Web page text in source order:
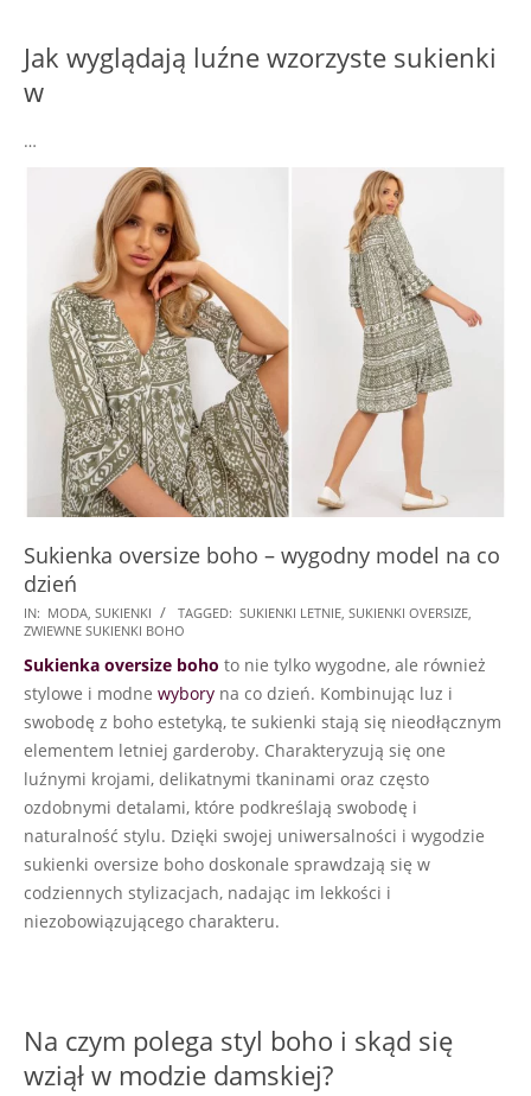
Jak wyglądają luźne wzorzyste sukienki
w
…
Sukienka oversize boho – wygodny model na co
dzień
2024-
03-
04
IN: MODA, SUKIENKI TAGGED: SUKIENKI LETNIE, SUKIENKI OVERSIZE,
ZWIEWNE SUKIENKI BOHO
Sukienka oversize boho to nie tylko wygodne, ale również
stylowe i modne wybory na co dzień. Kombinując luz i
swobodę z boho estetyką, te sukienki stają się nieodłącznym
elementem letniej garderoby. Charakteryzują się one
luźnymi krojami, delikatnymi tkaninami oraz często
ozdobnymi detalami, które podkreślają swobodę i
naturalność stylu. Dzięki swojej uniwersalności i wygodzie
sukienki oversize boho doskonale sprawdzają się w
codziennych stylizacjach, nadając im lekkości i
niezobowiązującego charakteru.
Na czym polega styl boho i skąd się
wziął w modzie damskiej?